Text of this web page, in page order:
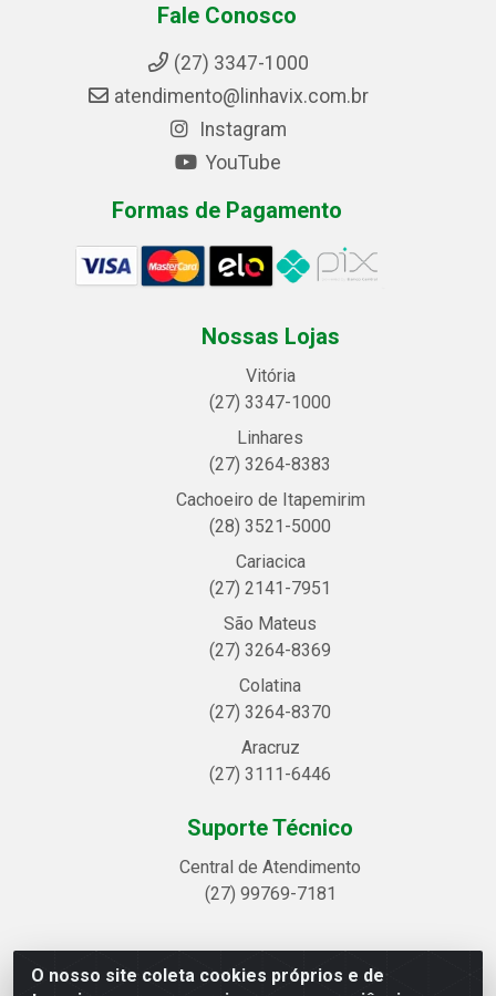
O nosso site coleta cookies próprios e de
Fale Conosco
(27) 3347-1000
atendimento@linhavix.com.br
Instagram
YouTube
Formas de Pagamento
Nossas Lojas
Vitória
(27) 3347-1000
Linhares
(27) 3264-8383
Cachoeiro de Itapemirim
(28) 3521-5000
Cariacica
(27) 2141-7951
São Mateus
(27) 3264-8369
Colatina
(27) 3264-8370
Aracruz
(27) 3111-6446
Suporte Técnico
Central de Atendimento
(27) 99769-7181
Linhavix Distribuidora LTDA - Avenida Alegre, 2521 -